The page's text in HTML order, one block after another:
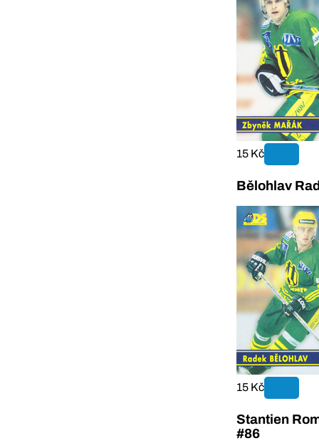
15 Kč
Bělohlav
15 Kč
Stantien
#86